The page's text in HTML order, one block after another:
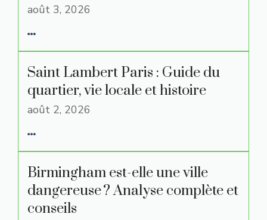
août 3, 2026
Saint Lambert Paris : Guide du
quartier, vie locale et histoire
août 2, 2026
Birmingham est-elle une ville
dangereuse ? Analyse complète et
conseils